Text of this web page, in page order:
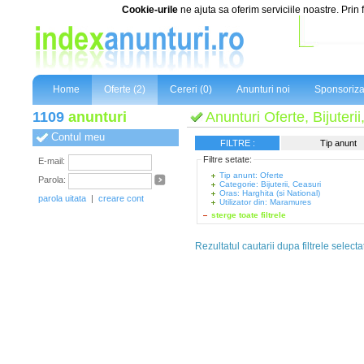
Cookie-urile ne ajuta sa oferim serviciile noastre.
Home Oferte (2) Cereri (0) Anunturi noi
1109 anunturi
Contul meu
E-mail:
Parola:
parola uitata | creare cont
Anunturi Oferte,
FILTRE :
Tip anunt
Filtre setate:
Tip anunt: Oferte
Categorie: Bijuterii, Ceasuri
Oras: Harghita (si National)
Utilizator din: Maramures
sterge toate filtrele
Rezultatul cautarii dupa filtrele